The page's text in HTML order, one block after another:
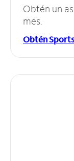
Obtén un
mes.
Obtén